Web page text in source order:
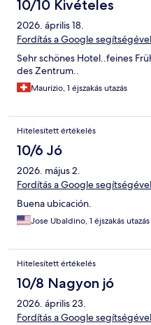
10/10 Kivételes
2026. április 18.
Fordítás a Google segítségével
Sehr schönes Hotel..feines
des Zentrum..
Maurizio, 1 éjszakás utazás
Hitelesített értékelés
10/6 Jó
2026. május 2.
Fordítás a Google segítségével
Buena ubicación.
Jose Ubaldino, 1 éjszakás utazás
Hitelesített értékelés
10/8 Nagyon jó
2026. április 23.
Fordítás a Google segítségével